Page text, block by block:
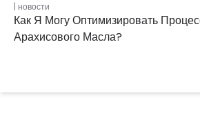
новости
Как Я Могу Оптимизировать
Арахисового Масла?